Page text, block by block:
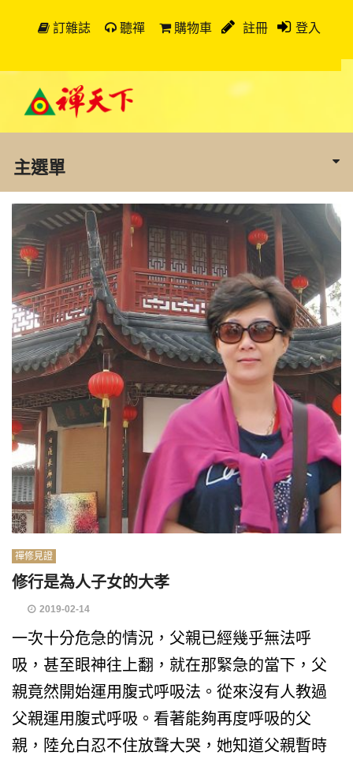
訂雜誌 聽禪 購物車 註冊 登入
主選單
禪修見證
修行是為人子女的大孝
2019-02-14
一次十分危急的情況，父親已經幾乎無法呼
吸，甚至眼神往上翻，就在那緊急的當下，父
親竟然開始運用腹式呼吸法。從來沒有人教過
父親運用腹式呼吸。看著能夠再度呼吸的父
親，陸允白忍不住放聲大哭，她知道父親暫時